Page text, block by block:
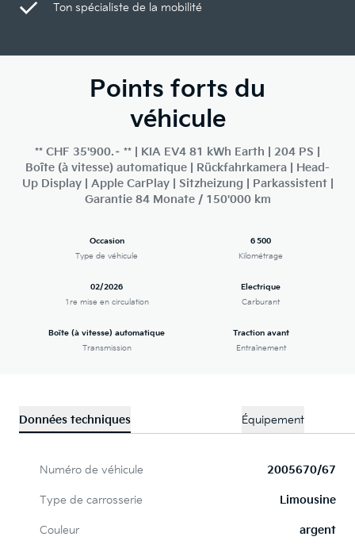
Ton spécialiste de la mobilité
Points forts du
véhicule
** CHF 35'900.– ** | KIA EV4 81 kWh Earth | 204 PS |
Boîte (à vitesse) automatique | Rückfahrkamera | Head-
Up Display | Apple CarPlay | Sitzheizung | Parkassistent |
Garantie 84 Monate / 150'000 km
Occasion
Type de véhicule
6 500
Kilométrage
02/2026
1re mise en circulation
Electrique
Carburant
Boîte (à vitesse) automatique
Transmission
Traction avant
Entraînement
Données techniques Équipement
Numéro de véhicule 2005670/67
Type de carrosserie Limousine
Couleur argent